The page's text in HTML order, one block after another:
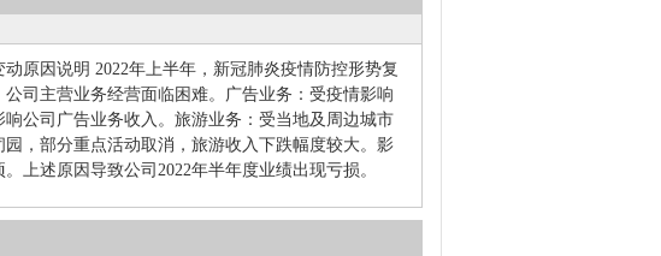
原因说明 2022年上半年，新冠肺炎疫情防控形势复
司主营业务经营面临困难。广告业务：受疫情影响
公司广告业务收入。旅游业务：受当地及周边城市
，部分重点活动取消，旅游收入下跌幅度较大。影
上述原因导致公司2022年半年度业绩出现亏损。